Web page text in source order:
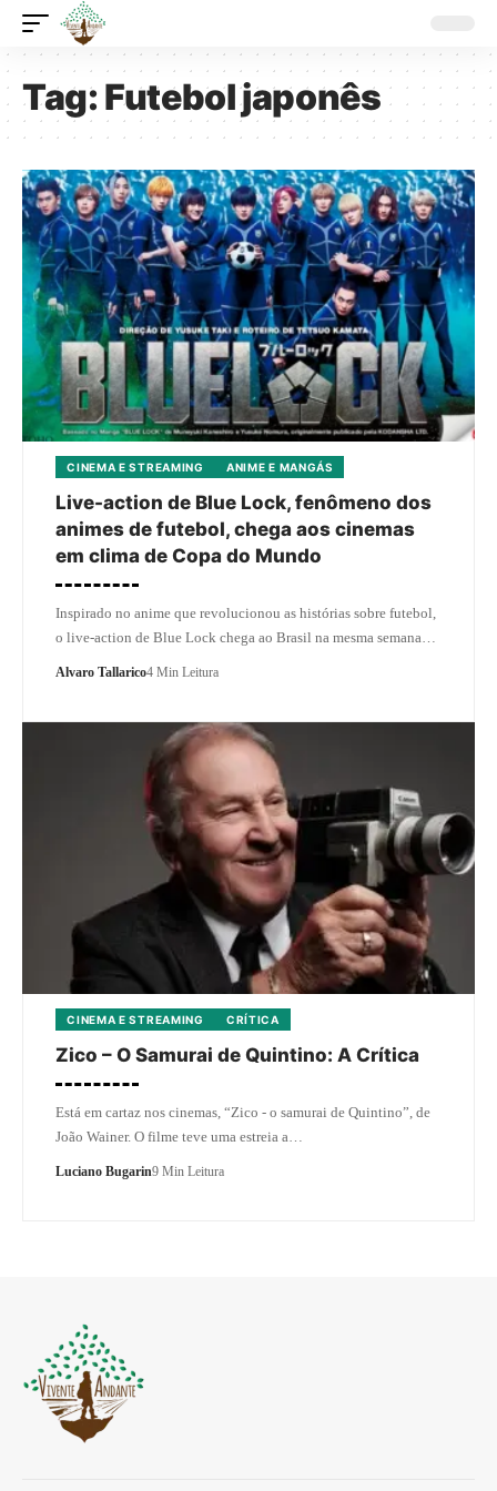
Tag:Futebol japonês
CINEMA E STREAMING ANIME E MANGÁS
Live-action de Blue Lock, fenômeno dos
animes de futebol, chega aos cinemas
em clima de Copa do Mundo
Inspirado no anime que revolucionou as histórias sobre futebol,
o live-action de Blue Lock chega ao Brasil na mesma semana…
Alvaro Tallarico4 Min Leitura
CINEMA E STREAMING CRÍTICA
Zico – O Samurai de Quintino: A Crítica
Está em cartaz nos cinemas, “Zico - o samurai de Quintino”, de
João Wainer. O filme teve uma estreia a…
Luciano Bugarin9 Min Leitura